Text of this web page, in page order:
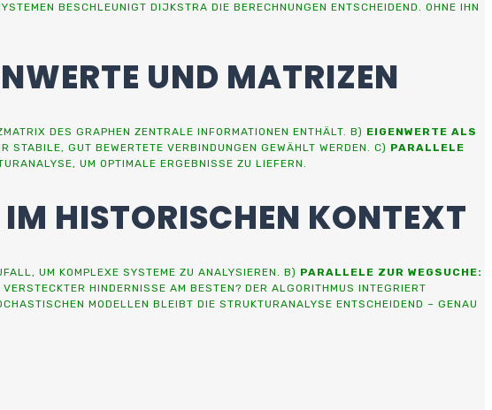
BESCHLEUNIGT DIJKSTRA DIE BERECHNUNGEN ENTSCHEIDEND. OHNE IHN W
UND MATRIZEN
DES GRAPHEN ZENTRALE INFORMATIONEN ENTHÄLT. B) EIGENWERTE ALS
GUT BEWERTETE VERBINDUNGEN GEWÄHLT WERDEN. C) PARALLELE
UM OPTIMALE ERGEBNISSE ZU LIEFERN.
HISTORISCHEN KONTEXT
UM KOMPLEXE SYSTEME ZU ANALYSIEREN. B) PARALLELE ZUR WEGSUCHE:
HINDERNISSE AM BESTEN? DER ALGORITHMUS INTEGRIERT
MODELLEN BLEIBT DIE STRUKTURANALYSE ENTSCHEIDEND – GENAU